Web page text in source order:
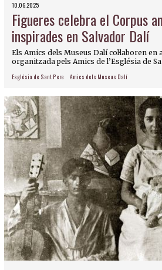
10.06.2025
Figueres celebra el Corpus
inspirades en Salvador Dalí
Els Amics dels Museus Dalí col·laboren en
organitzada pels Amics de l’Església de
Església de Sant Pere Amics dels Museus Dalí